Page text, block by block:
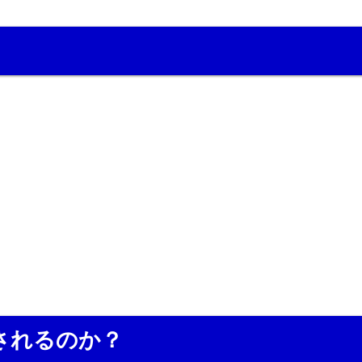
れるのか？